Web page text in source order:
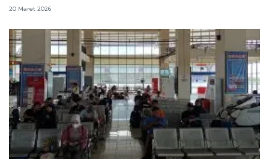
20 Maret 2026